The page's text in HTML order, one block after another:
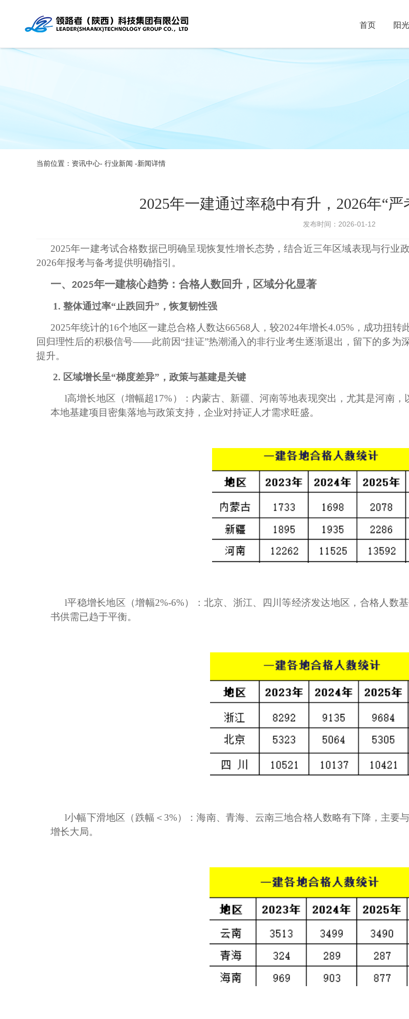
首页 阳
当前位置：资讯中心- 行业新闻 -新闻详情
2025年一建通过率稳中有升，2026年“
发布时间：2026-01-12
2025年一建考试合格数据已明确呈现恢复性增长态势，结合近三年区域表现与行业
2026年报考与备考提供明确指引。
一、 2025年一建核心趋势：合格人数回升，区域分化显著
1. 整体通过率“止跌回升”，恢复韧性强
2025年统计的16个地区一建总合格人数达66568人，较2024年增长4.05%，成功扭
回归理性后的积极信号——此前因“挂证”热潮涌入的非行业考生逐渐退出，留下的多为
提升。
2. 区域增长呈“梯度差异”，政策与基建是关键
l高增长地区（增幅超17%）：内蒙古、新疆、河南等地表现突出，尤其是河南
本地基建项目密集落地与政策支持，企业对持证人才需求旺盛。
l平稳增长地区（增幅2%-6%）：北京、浙江、四川等经济发达地区，合格人数
书供需已趋于平衡。
l小幅下滑地区（跌幅＜ 3%）：海南、青海、云南三地合格人数略有下降，主要
增长大局。